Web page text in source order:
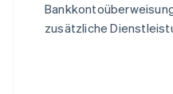
zusätzliche